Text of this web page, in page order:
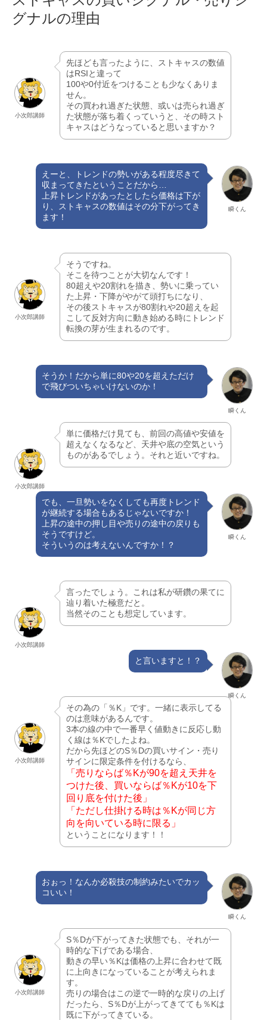
グナルの理由
小次郎講師
先ほども言ったように、ストキャスの数値
はRSIと違って
100や0付近をつけることも少なくありま
せん。
その買われ過ぎた状態、或いは売られ過ぎ
た状態が落ち着くっていうと、その時スト
キャスはどうなっていると思いますか？
瞬くん
えーと、トレンドの勢いがある程度尽きて
収まってきたということだから…
上昇トレンドがあったとしたら価格は下が
り、ストキャスの数値はその分下がってき
ます！
小次郎講師
そうですね。
そこを待つことが大切なんです！
80超えや20割れを描き、勢いに乗ってい
た上昇・下降がやがて頭打ちになり、
その後ストキャスが80割れや20超えを起
こして反対方向に動き始める時にトレンド
転換の芽が生まれるのです。
瞬くん
そうか！だから単に80や20を超えただけ
で飛びついちゃいけないのか！
小次郎講師
単に価格だけ見ても、前回の高値や安値を
超えなくなるなど、天井や底の空気という
ものがあるでしょう。それと近いですね。
瞬くん
でも、一旦勢いをなくしても再度トレンド
が継続する場合もあるじゃないですか！
上昇の途中の押し目や売りの途中の戻りも
そうですけど。
そういうのは考えないんですか！？
小次郎講師
言ったでしょう。これは私が研鑽の果てに
辿り着いた極意だと。
当然そのことも想定しています。
瞬くん
と言いますと！？
小次郎講師
その為の「％K」です。一緒に表示してる
のは意味があるんです。
3本の線の中で一番早く値動きに反応し動
く線は％Kでしたよね。
だから先ほどのS％Dの買いサイン・売り
サインに限定条件を付けるなら、
「売りならば％Kが90を超え天井を
つけた後、買いならば％Kが10を下
回り底を付けた後」
「ただし仕掛ける時は％Kが同じ方
向を向いている時に限る」
ということになります！！
瞬くん
おぉっ！なんか必殺技の制約みたいでカッ
コいい！
小次郎講師
S％Dが下がってきた状態でも、それが一
時的な下げである場合、
動きの早い％Kは価格の上昇に合わせて既
に上向きになっていることが考えられま
す。
売りの場合はこの逆で一時的な戻りの上げ
だったら、S％Dが上がってきてても％Kは
既に下がってきている。